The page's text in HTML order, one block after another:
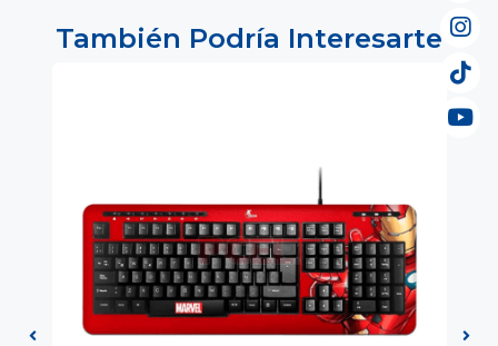
También Podría Interesarte